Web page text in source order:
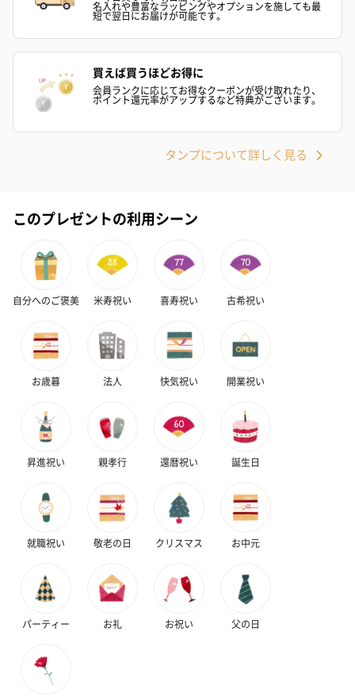
名入れや豊富なラッピングやオプションを施しても最
短で翌日にお届けが可能です。
買えば買うほどお得に
会員ランクに応じてお得なクーポンが受け取れたり、
ポイント還元率がアップするなど特典がございます。
タンプについて詳しく見る
このプレゼントの利用シーン
自分へのご褒美 米寿祝い 喜寿祝い 古希祝い
お歳暮 法人 快気祝い 開業祝い
昇進祝い 親孝行 還暦祝い 誕生日
就職祝い 敬老の日 クリスマス お中元
パーティー お礼 お祝い 父の日